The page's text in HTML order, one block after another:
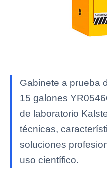
Gabinete a prueba
15 galones
de laboratorio
técnicas,
soluciones
uso científico.